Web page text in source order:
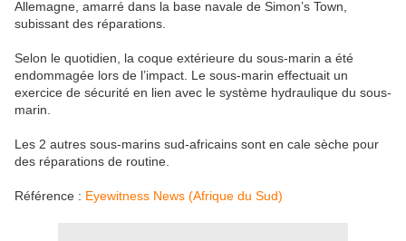
Allemagne, amarré dans la base navale de Simon’s Town,
subissant des réparations.
Selon le quotidien, la coque extérieure du sous-marin a été
endommagée lors de l’impact. Le sous-marin effectuait un
exercice de sécurité en lien avec le système hydraulique du sous-
marin.
Les 2 autres sous-marins sud-africains sont en cale sèche pour
des réparations de routine.
Référence : Eyewitness News (Afrique du Sud)